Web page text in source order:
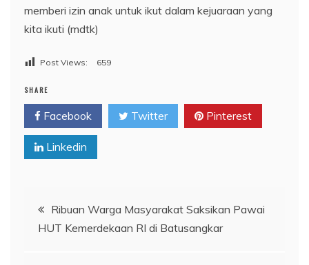
memberi izin anak untuk ikut dalam kejuaraan yang
kita ikuti (mdtk)
Post Views: 659
SHARE
Facebook Twitter Pinterest
Linkedin
Navigasi
pos
Ribuan Warga Masyarakat Saksikan Pawai
HUT Kemerdekaan RI di Batusangkar